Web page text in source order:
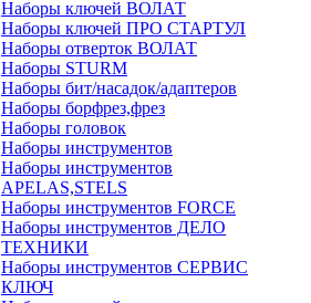
Наборы ключей ВОЛАТ
Наборы ключей ПРО СТАРТУЛ
Наборы отверток ВОЛАТ
Наборы STURM
Наборы бит/насадок/адаптеров
Наборы борфрез,фрез
Наборы головок
Наборы инструментов
Наборы инструментов
APELAS,STELS
Наборы инструментов FORCE
Наборы инструментов ДЕЛО
ТЕХНИКИ
Наборы инструментов СЕРВИС
КЛЮЧ